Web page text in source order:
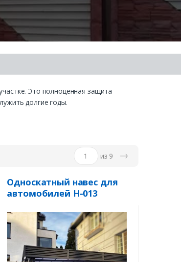
Это полноценная защита
долгие годы.
из 9 →
Односкатный навес для
автомобилей Н-013